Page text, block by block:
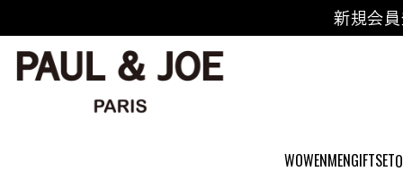
WOWENMENGIFTSET
新規会